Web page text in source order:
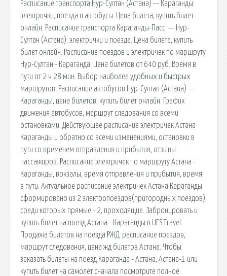
Расписание транспорта Нур-Султан (Астана) — Караганды:
электрички, поезда и автобусы. Цена билета, купить билет
онлайн. Расписание транспорта Караганды-Пасс. — Нур-
Султан (Астана): электрички и поезда. Цена билета, купить
билет онлайн. Расписание поездов и электричек по маршруту
Нур-Султан - Караганда. Цена билетов от 640 руб. Время в
пути от 2 ч 28 мин. Выбор наиболее удобных и быстрых
маршрутов. Расписание автобусов Нур-Султан (Астана) —
Караганды, цена билетов, купить билет онлайн. График
движения автобусов, маршрут следования со всеми
остановками. Действующее расписание электричек Астана
Караганды и обратно со всеми изменениями, остановки в
пути со временем отправления и прибытия, отзывы
пассажиров. Расписание электричек по маршруту Астана -
Караганды, вокзалы, время отправления и прибытия, время
в пути. Актуальное расписание электричек Астана Караганды
сформировано из 2 электропоездов(пригородных поездов):
среди которых прямые - 2, проходящие. Забронировать и
купить билет на поезд Астана - Караганды в UFS.Travel.
Продажа билетов на поезда РЖД, расписание поездов,
маршрут следования, цена жд билетов Астана. Чтобы
заказать билеты на поезд Караганда - Астана, Астана-1 или
купить билет на самолет сначала посмотрите полное